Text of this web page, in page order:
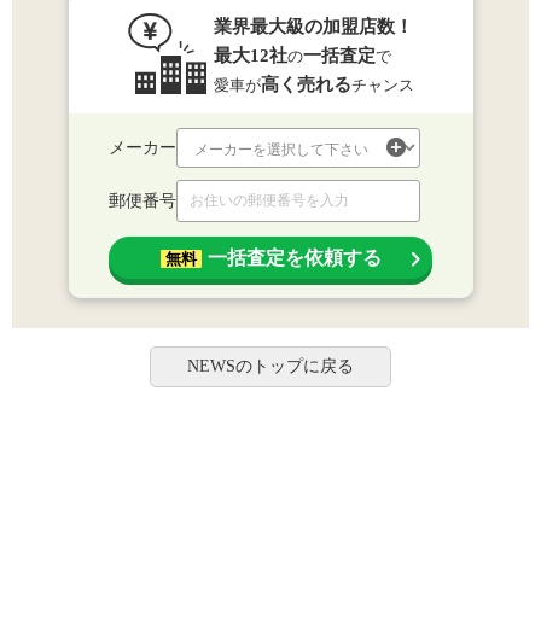
業界最大級の加盟店数！
最大12社の一括査定で
愛車が高く売れるチャンス
メーカー
郵便番号
無料 一括査定を依頼する
NEWSのトップに戻る